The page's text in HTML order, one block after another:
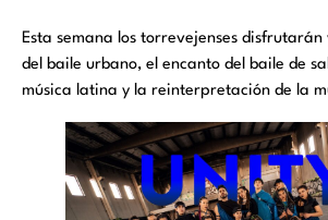
Esta semana los torrevejenses
del baile urbano, el encanto del baile de
música latina y la reinterpretación de la